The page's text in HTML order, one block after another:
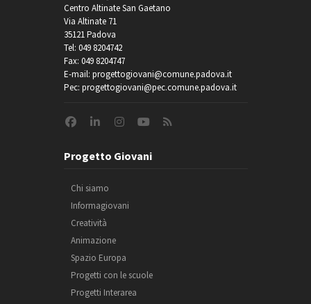
Centro Altinate San Gaetano
Via Altinate 71
35121 Padova
Tel: 049 8204742
Fax: 049 8204747
E-mail: progettogiovani@comune.padova.it
Pec: progettogiovani@pec.comune.padova.it
Progetto Giovani
Chi siamo
Informagiovani
Creatività
Animazione
Spazio Europa
Progetti con le scuole
Progetti Interarea